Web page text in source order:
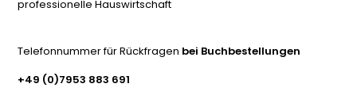
professionelle Hauswirtschaft
Telefonnummer für Rückfragen bei Buchbestellungen
+49 (0)7953 883 691